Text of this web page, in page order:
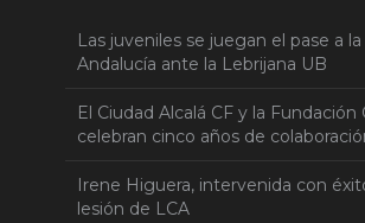
Las juveniles se juegan el pase a
Andalucía ante la Lebrijana UB
El Ciudad Alcalá CF y la Fundación
celebran cinco años de
Irene Higuera, intervenida con
lesión de LCA